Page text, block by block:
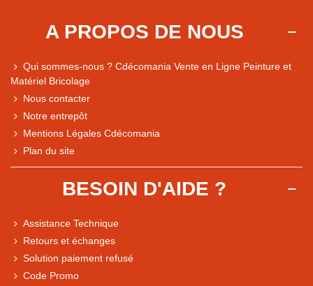
A PROPOS DE NOUS
Qui sommes-nous ? Cdécomania Vente en Ligne Peinture et
Matériel Bricolage
Nous contacter
Notre entrepôt
Mentions Légales Cdécomania
Plan du site
BESOIN D'AIDE ?
Assistance Technique
Retours et échanges
Solution paiement refusé
Code Promo